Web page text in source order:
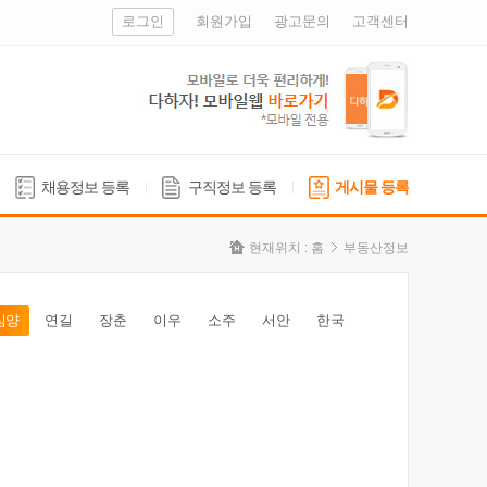
로그인 회원가입 광고문의 고객센터
채용정보 등록 구직정보 등록 게시물 등록
현재위치 : 홈 부동산정보
양 연길 장춘 이우 소주 서안 한국